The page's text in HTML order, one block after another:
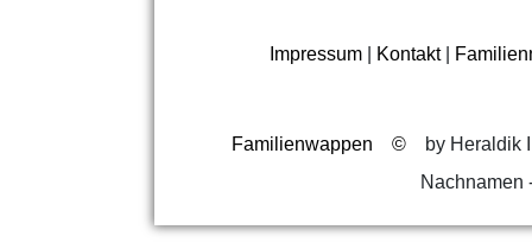
Impressum| Kontakt|
Familienwappen © by Heraldik
Nachnamen